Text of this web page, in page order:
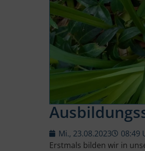
Mi., 23.08.2023
08:49
Erstmals bilden wir in